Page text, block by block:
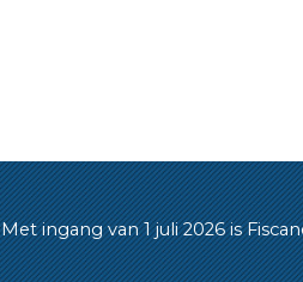
Met ingang van 1 juli 2026 is